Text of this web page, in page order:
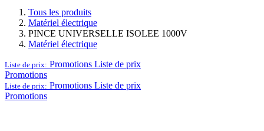
Tous les produits
Matériel électrique
PINCE UNIVERSELLE ISOLEE 1000V
Matériel électrique
Liste de prix: Promotions Liste de prix
Promotions
Liste de prix: Promotions Liste de prix
Promotions